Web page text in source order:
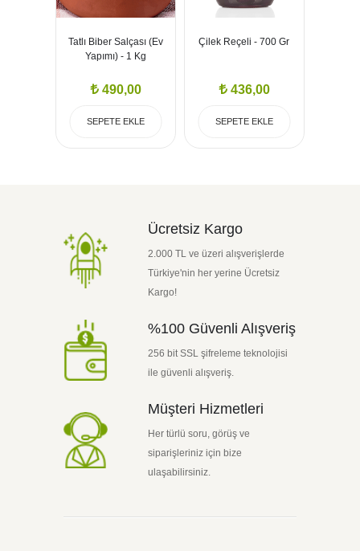
SEPETE EKLE
Tatlı Biber Salçası (Ev
Yapımı) - 1 Kg
490,00
SEPETE EKLE
Çilek Reçeli - 700 Gr
436,00
Ücretsiz Kargo
2.000 TL ve üzeri alışverişlerde
Türkiye'nin her yerine Ücretsiz
Kargo!
%100 Güvenli Alışveriş
256 bit SSL şifreleme teknolojisi
ile güvenli alışveriş.
Müşteri Hizmetleri
Her türlü soru, görüş ve
siparişleriniz için bize
ulaşabilirsiniz.